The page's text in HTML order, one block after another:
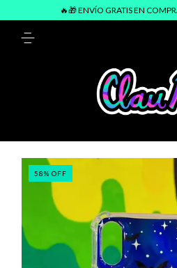
🔥🎁 ENVÍO GRATIS EN
58% OFF